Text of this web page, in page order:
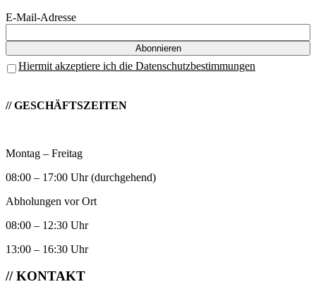
E-Mail-Adresse
Hiermit akzeptiere ich die Datenschutzbestimmungen
// GESCHÄFTSZEITEN
Montag – Freitag
08:00 – 17:00 Uhr (durchgehend)
Abholungen vor Ort
08:00 – 12:30 Uhr
13:00 – 16:30 Uhr
// KONTAKT